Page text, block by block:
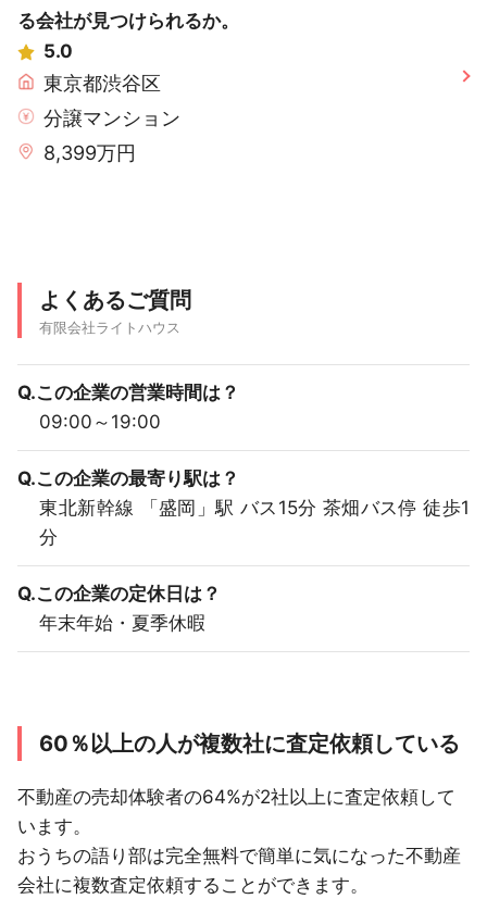
る会社が見つけられるか。
5.0
東京都渋谷区
分譲マンション
8,399万円
よくあるご質問
有限会社ライトハウス
Q.この企業の営業時間は？
09:00～19:00
Q.この企業の最寄り駅は？
東北新幹線 「盛岡」駅 バス15分 茶畑バス停 徒歩1
分
Q.この企業の定休日は？
年末年始・夏季休暇
60％以上の人が複数社に査定依頼している
不動産の売却体験者の64%が2社以上に査定依頼して
います。
おうちの語り部は完全無料で簡単に気になった不動産
会社に複数査定依頼することができます。